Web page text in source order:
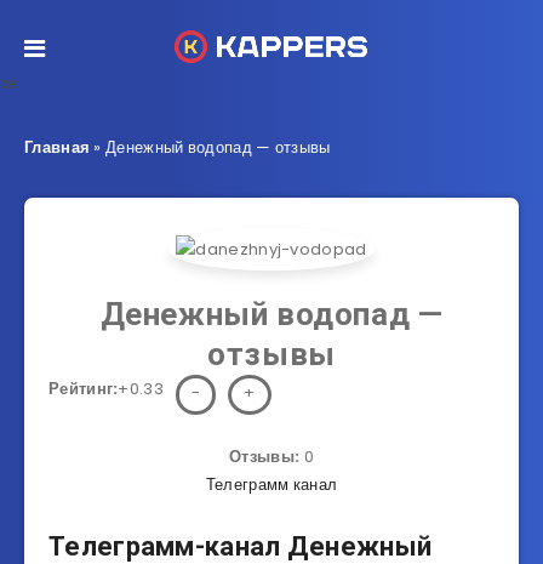
œ
Главная »Денежный водопад — отзывы
Денежный водопад —
отзывы
Рейтинг:+0.33 - +
Отзывы: 0
Телеграмм канал
Телеграмм-канал Денежный